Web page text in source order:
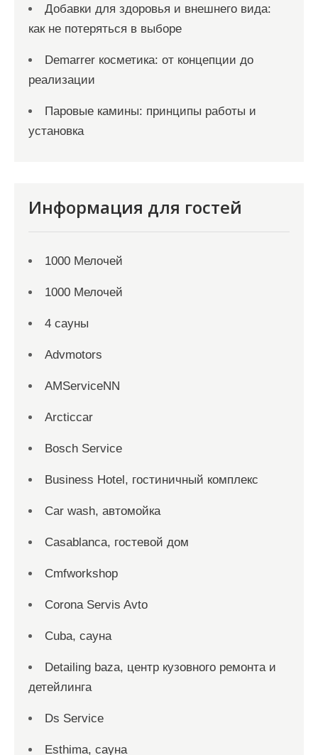
Добавки для здоровья и внешнего вида:
как не потеряться в выборе
Demarrer косметика: от концепции до
реализации
Паровые камины: принципы работы и
установка
Информация для гостей
1000 Мелочей
1000 Мелочей
4 сауны
Advmotors
AMServiceNN
Arcticcar
Bosch Service
Business Hotel, гостиничный комплекс
Car wash, автомойка
Casablanca, гостевой дом
Cmfworkshop
Corona Servis Avto
Cuba, сауна
Detailing baza, центр кузовного ремонта и
детейлинга
Ds Service
Esthima, сауна